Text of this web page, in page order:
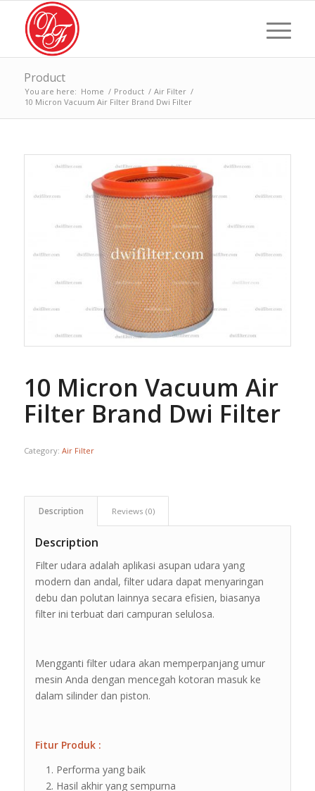
Product
You are here: Home / Product / Air Filter /
10 Micron Vacuum Air Filter Brand Dwi Filter
10 Micron Vacuum Air
Filter Brand Dwi Filter
Category: Air Filter
Description Reviews (0)
Description
Filter udara adalah aplikasi asupan udara yang
modern dan andal, filter udara dapat menyaringan
debu dan polutan lainnya secara efisien, biasanya
filter ini terbuat dari campuran selulosa.
Mengganti filter udara akan memperpanjang umur
mesin Anda dengan mencegah kotoran masuk ke
dalam silinder dan piston.
Fitur Produk :
Performa yang baik
Hasil akhir yang sempurna